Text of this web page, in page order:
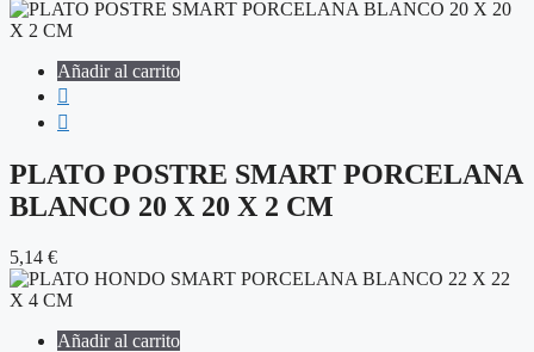
Añadir al carrito
PLATO POSTRE SMART PORCELANA
BLANCO 20 X 20 X 2 CM
5,14 €
Añadir al carrito